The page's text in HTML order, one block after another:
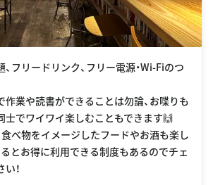
フリードリンク、フリー電源・Wi-Fiのつ
業や読書ができることは勿論、お喋りも
士でワイワイ楽しむこともできます🙌
食べ物をイメージしたフードやお酒も楽し
とお得に利用できる制度もあるのでチェ
！